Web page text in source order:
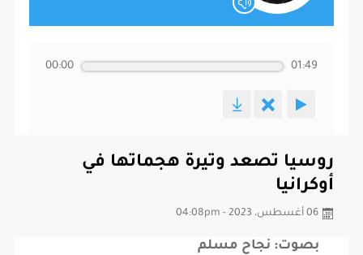
00:00 01:49
روسيا تصعد وتيرة هجماتها في
أوكرانيا
06 أغسطس، 2023 - 04:08pm
بصوت: نجاح مسلم